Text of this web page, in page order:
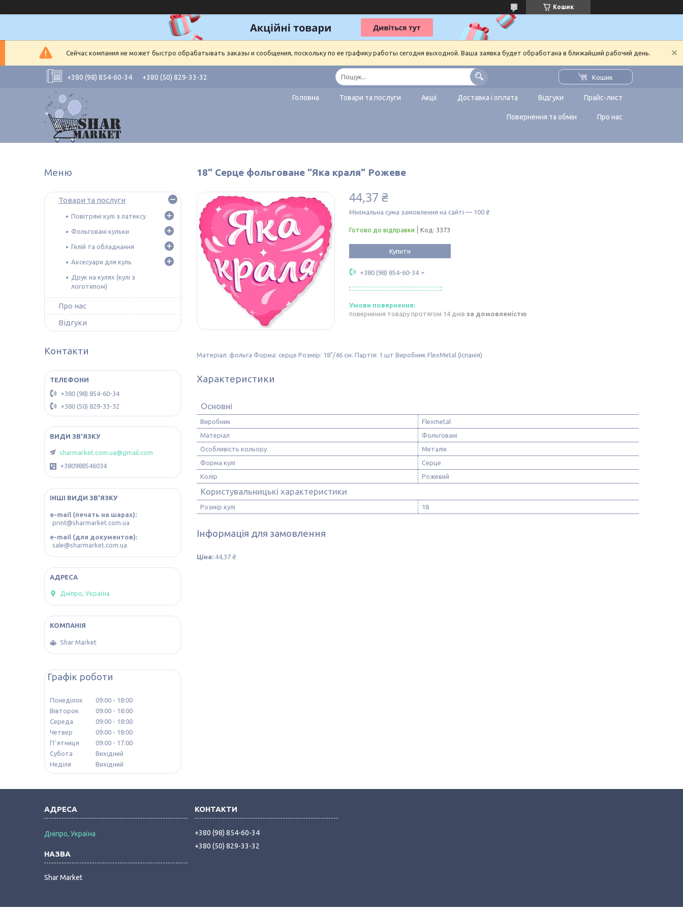
Кошик
Сейчас компания не может быстро обрабатывать заказы и сообщения, поскольку по ее графику работы сегодня выходной. Ваша заявка будет обработана в ближайший рабочий день.
+380 (98) 854-60-34 +380 (50) 829-33-32 Кошик
Головна Товари та послуги Акції Доставка і оплата Відгуки Прайс-лист
Повернення та обмін Про нас
18" Серце фольговане "Яка краля" Рожеве
44,37 ₴
Мінімальна сума замовлення на сайті — 100 ₴
Готово до відправки Код: 3373
Купити
+380 (98) 854-60-34
повернення товару протягом 14 днів за домовленістю
Матеріал: фольга Форма: серце Розмір: 18"/46 см. Партія: 1 шт Виробник FlexMetal (Іспанія)
Характеристики
Основні
Виробник
Flexmetal
Матеріал
Фольговані
Особливість кольору
Металік
Форма кулі
Серце
Колір
Рожевий
Користувальницькі характеристики
Розмір кулі 18
Інформація для замовлення
Ціна: 44,37 ₴
Товари та послуги
Повітряні кулі з латексу
Фольговані кульки
Гелій та обладнання
Аксесуари для куль
Друк на кулях (кулі з
логотипом)
Про нас
Відгуки
Контакти
+380 (98) 854-60-34
+380 (50) 829-33-32
sharmarket.com.ua@gmail.com
+380988546034
ІНШІ ВИДИ ЗВ'ЯЗКУ
e-mail (печать на шарах)
print@sharmarket.com.ua
e-mail (для документов)
sale@sharmarket.com.ua
Дніпро, Україна
Shar Market
Графік роботи
Понеділок 09:00
18:00
Вівторок
09:00
18:00
Середа
09:00
18:00
Четвер
09:00
18:00
Пʼятниця
09:00
17:00
Субота
Вихідний
Неділя
Вихідний
Дніпро, Україна
Shar Market
+380 (98) 854-60-34
+380 (50) 829-33-32